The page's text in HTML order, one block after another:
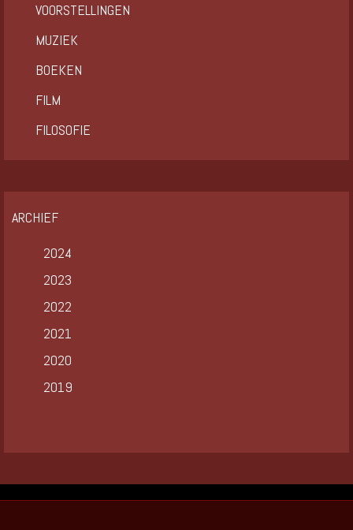
VOORSTELLINGEN
MUZIEK
BOEKEN
FILM
FILOSOFIE
ARCHIEF
2024
2023
2022
2021
2020
2019